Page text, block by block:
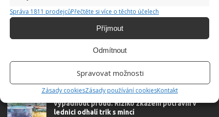
Správa 1811 prodejcůPřečtěte si více o těchto účelech
Příjmout
Odmítnout
Spravovat možnosti
Zásady cookiesZásady používání cookiesKontakt
SOUVISEJÍCÍ ČLÁNKY
Během delší doby mimo domov může
vypadnout proud. Riziko zkažení potravin v
lednici odhalí trik s mincí